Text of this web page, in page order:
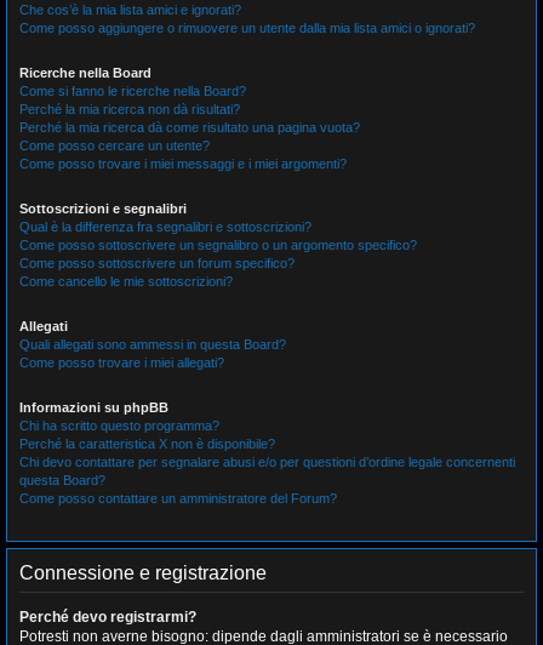
Che cos’è la mia lista amici e ignorati?
Come posso aggiungere o rimuovere un utente dalla mia lista amici o ignorati?
Ricerche nella Board
Come si fanno le ricerche nella Board?
Perché la mia ricerca non dà risultati?
Perché la mia ricerca dà come risultato una pagina vuota?
Come posso cercare un utente?
Come posso trovare i miei messaggi e i miei argomenti?
Sottoscrizioni e segnalibri
Qual è la differenza fra segnalibri e sottoscrizioni?
Come posso sottoscrivere un segnalibro o un argomento specifico?
Come posso sottoscrivere un forum specifico?
Come cancello le mie sottoscrizioni?
Allegati
Quali allegati sono ammessi in questa Board?
Come posso trovare i miei allegati?
Informazioni su phpBB
Chi ha scritto questo programma?
Perché la caratteristica X non è disponibile?
Chi devo contattare per segnalare abusi e/o per questioni d’ordine legale concernenti
questa Board?
Come posso contattare un amministratore del Forum?
Connessione e registrazione
Perché devo registrarmi?
Potresti non averne bisogno: dipende dagli amministratori se è necessario